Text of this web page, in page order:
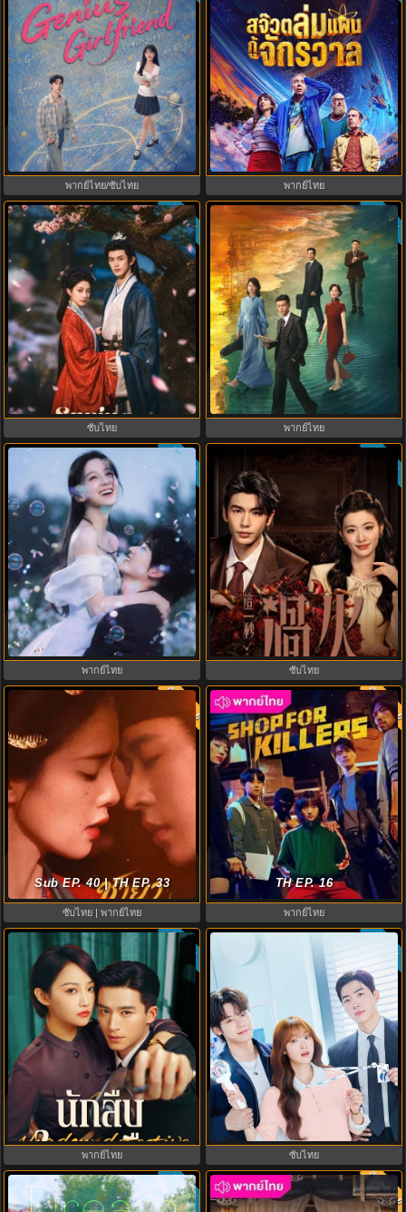
Genius Girlfriend แฟนสาวอัจฉริยะ
(2026) พากย์ไทย ซับไทย EP.1-28
พากย์ไทย/ซับไทย
Stuart Fails to Save the Universe
สจ๊วตล่มแผนกู้จักรวาล (2026) พากย์
ไทย ซับไทย EP.1-10
พากย์ไทย
Spring Over Phoenix Pond (2026)
หงส์คืนบัลลังก์แค้น พากย์ไทย ซับ
ไทย EP1-21
ซับไทย
ซับไทย
Silent Tides คลื่นลมลวง (2025)
พากย์ไทย ซับไทย EP.1-31
9.5 ซับไทย
พากย์ไทย
ฤดูร้อนนิรันดร์ (2026) Never-Ending
Summer พากย์ไทย EP.1-29
ซับไทย
พากย์ไทย
Overdo (2026) รักเกินแค้น พากย์
ไทย ซับไทย EP1-33 (จบ)
ซับไทย
ซับไทย
The First Jasmine ชายาเคียงหทัย
(2026) พากย์ไทย EP.1-40
พากย์ไทย
Sub EP. 40 | TH EP. 33
ซับไทย | พากย์ไทย
ดูซีรี่ย์ A Shop for Killers 2 ร้านลับ
นักฆ่า ซีซัน 2 (2026) ซับไทย-พากย์
ไทย
8.0 พากย์ไทย
TH EP. 16
พากย์ไทย
Shadow Detective นักสืบในเงามืด
(2025) พากย์ไทย ซับไทย EP.1-24
ซับไทย
พากย์ไทย
My Bias, My Boss เมื่อเมนฉันเป็น
ประธานบริษัท (2026) พากย์ไทย ซับ
ไทย EP.1-12
ซับไทย
ซับไทย
6.8 ซับไทย 8.0 พากย์ไทย